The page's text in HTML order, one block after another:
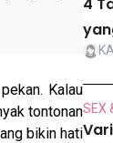
Kalau
tontonan
bikin hati
SEX